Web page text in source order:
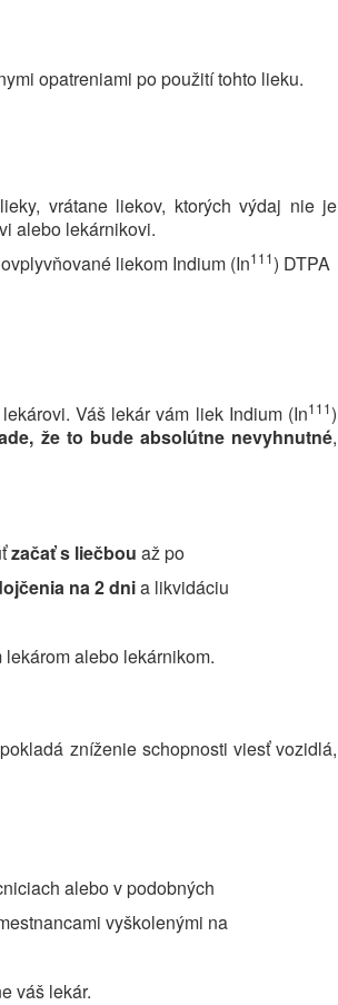
opatreniami po použití tohto lieku.
vrátane liekov, ktorých výdaj nie je
alebo lekárnikovi.
liekom Indium (In111) DTPA
Váš lekár vám liek Indium (In111)
že to bude absolútne nevyhnutné,
začať s liečbou až po
na 2 dnia likvidáciu
alebo lekárnikom.
zníženie schopnosti viesť vozidlá,
alebo v podobných
vyškolenými na
váš lekár.